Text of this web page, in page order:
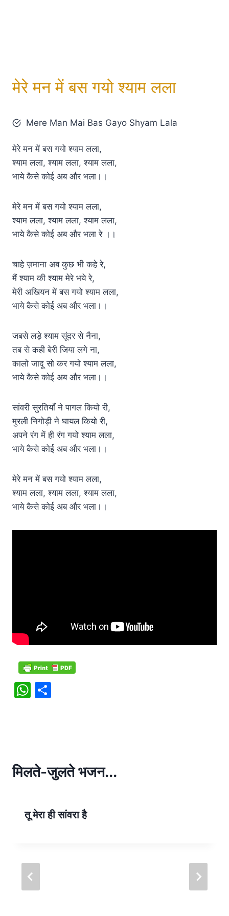
मेरे मन में बस गयो श्याम लला
Mere Man Mai Bas Gayo Shyam Lala
मेरे मन में बस गयो श्याम लला,
श्याम लला, श्याम लला, श्याम लला,
भाये कैसे कोई अब और भला।।
मेरे मन में बस गयो श्याम लला,
श्याम लला, श्याम लला, श्याम लला,
भाये कैसे कोई अब और भला रे ।।
चाहे ज़माना अब कुछ भी कहे रे,
मैं श्याम की श्याम मेरे भये रे,
मेरी अखियन में बस गयो श्याम लला,
भाये कैसे कोई अब और भला।।
जबसे लड़े श्याम सूंदर से नैना,
तब से कही बेरी जिया लगे ना,
कालो जादू सो कर गयो श्याम लला,
भाये कैसे कोई अब और भला।।
सांवरी सुरतियाँ ने पागल कियो री,
मुरली निगोड़ी ने घायल कियो री,
अपने रंग में ही रंग गयो श्याम लला,
भाये कैसे कोई अब और भला।।
मेरे मन में बस गयो श्याम लला,
श्याम लला, श्याम लला, श्याम लला,
भाये कैसे कोई अब और भला।।
W
p
मिलते-जुलते भजन...
तू मेरा ही सांवरा है